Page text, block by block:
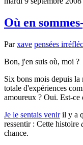
Où en
Parxave pensées
Bon, j'en suis où, moi ?
Six bons mois depuis la
totale d'expériences
amoureux ? Oui. Est-
Je le sentais veniril y a
ressentir : Cette histoire
chance.